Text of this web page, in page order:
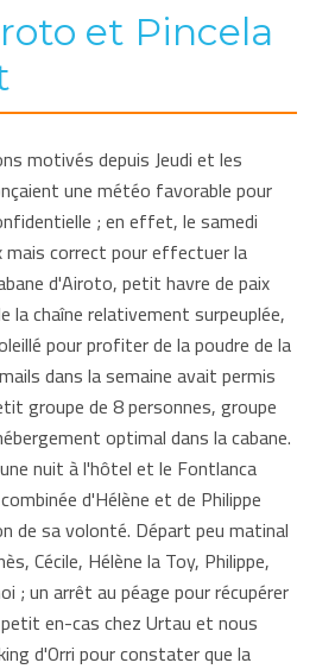
et Pincela
motivés depuis Jeudi et les
une météo favorable pour
; en effet, le samedi
correct pour effectuer la
d'Airoto, petit havre de paix
la chaîne relativement surpeuplée,
pour profiter de la poudre de la
dans la semaine avait permis
groupe de 8 personnes, groupe
optimal dans la cabane.
nuit à l'hôtel et le Fontlanca
d'Hélène et de Philippe
de sa volonté. Départ peu matinal
Cécile, Hélène la Toy, Philippe,
; un arrêt au péage pour récupérer
en-cas chez Urtau et nous
d'Orri pour constater que la